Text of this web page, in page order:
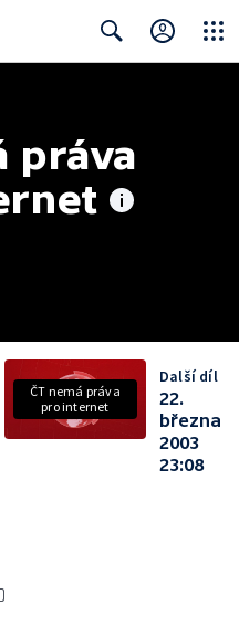
práva
ČT nemá práva
pro internet
Další díl
22.
března
2003
23:08